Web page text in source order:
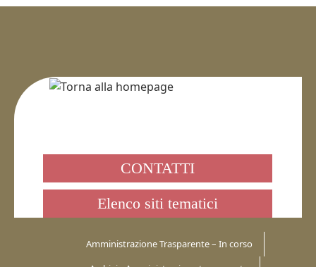
CONTATTI
Elenco siti tematici
Amministrazione Trasparente – In corso